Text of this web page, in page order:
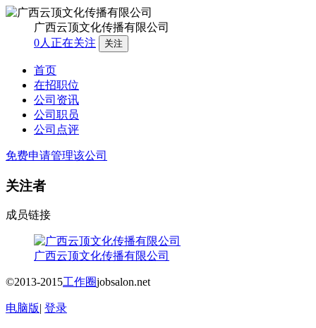
广西云顶文化传播有限公司
0人正在关注
首页
在招职位
公司资讯
公司职员
公司点评
免费申请管理该公司
关注者
成员链接
广西云顶文化传播有限公司
©2013-2015工作圈jobsalon.net
电脑版| 登录